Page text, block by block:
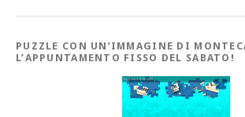
PUZZLE CON UN’IMMAGINE DI
L’APPUNTAMENTO FISSO DEL SABATO!